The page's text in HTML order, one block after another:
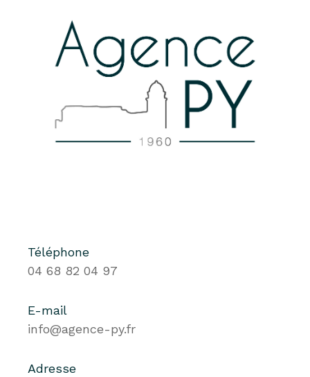
Téléphone
04 68 82 04 97
E-mail
info@agence-py.fr
Adresse